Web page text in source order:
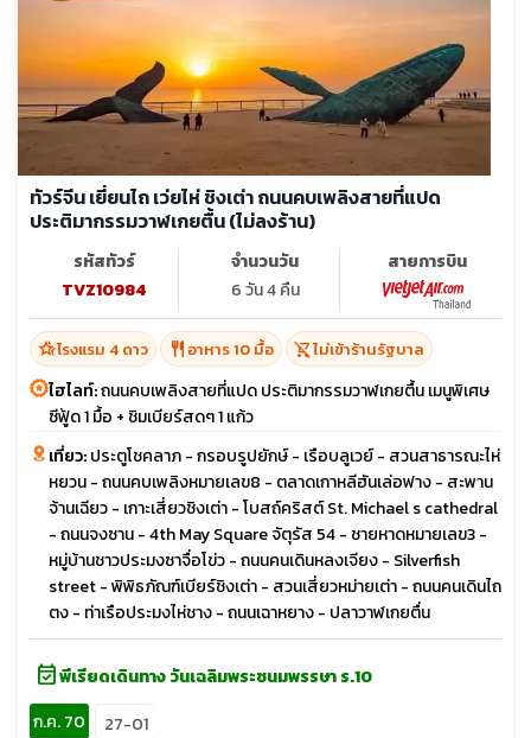
ทัวร์จีน เยี่ยนไถ เว่ยไห่ ชิงเต่า ถนนคบเพลิงสายที่แปด
ประติมากรรมวาฬเกยตื้น (ไม่ลงร้าน)
รหัสทัวร์
TVZ10984
จำนวนวัน
6 วัน 4 คืน
สายการบิน
hotel_classโรงแรม 4 ดาว restaurant อาหาร 10 มื้อ shopping_cart_offไม่เข้าร้านรัฐบาล
ไฮไลท์:ถนนคบเพลิงสายที่แปด ประติมากรรมวาฬเกยตื้น เมนูพิเศษ
ซีฟู้ด 1 มื้อ + ชิมเบียร์สดๆ 1 แก้ว
เที่ยว:ประตูโชคลาภ - กรอบรูปยักษ์ - เรือบลูเวย์ - สวนสาธารณะไห่
หยวน - ถนนคบเพลิงหมายเลข8 - ตลาดเกาหลีฮันเล่อฟาง - สะพาน
จ้านเฉียว - เกาะเสี่ยวชิงเต่า - โบสถ์คริสต์ St. Michael s cathedral
- ถนนจงซาน - 4th May Square จัตุรัส 54 - ชายหาดหมายเลข3 -
หมู่บ้านชาวประมงซาจื่อโข่ว - ถนนคนเดินหลงเจียง - Silverfish
street - พิพิธภัณฑ์เบียร์ชิงเต่า - สวนเสี่ยวหม่ายเต่า - ถนนคนเดินไถ
ตง - ท่าเรือประมงไห่ชาง - ถนนเฉาหยาง - ปลาวาฬเกยตื่น
event_availableพีเรียดเดินทาง วันเฉลิมพระชนมพรรษา ร.10
ก.ค. 70
27-01